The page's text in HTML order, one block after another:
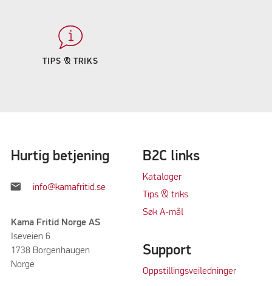
TIPS & TRIKS
Hurtig betjening
mail info@kamafritid.se
Kama Fritid Norge AS
Iseveien 6
1738 Borgenhaugen
Norge
B2C links
Kataloger
Tips & triks
Søk A-mål
Support
Oppstillingsveiledninger